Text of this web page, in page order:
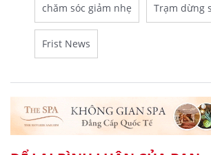
chăm sóc giảm nhẹ Trạm dừng
Frist News